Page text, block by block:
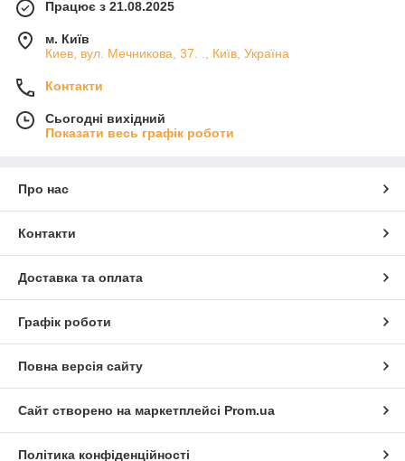
Працює з 21.08.2025
м. Київ
Киев, вул. Мечникова, 37. ., Київ, Україна
Контакти
Сьогодні вихідний
Показати весь графік роботи
Про нас
Контакти
Доставка та оплата
Графік роботи
Повна версія сайту
Сайт створено на маркетплейсі Prom.ua
Політика конфіденційності